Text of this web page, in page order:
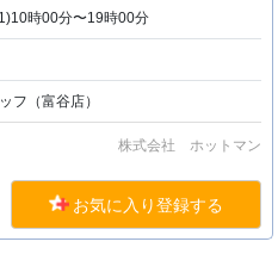
時00分〜19時00分
フ（富谷店）
株式会社 ホットマン
お気に入り登録する